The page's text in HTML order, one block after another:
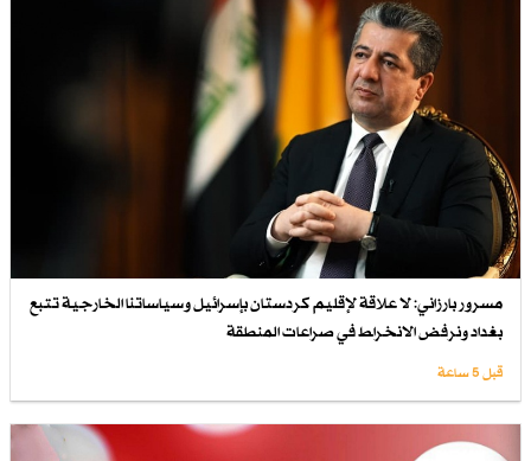
مسرور بارزاني: لا علاقة لإقليم كردستان بإسرائيل وسياساتنا الخارجية تتبع
بغداد ونرفض الانخراط في صراعات المنطقة
قبل 5 ساعة